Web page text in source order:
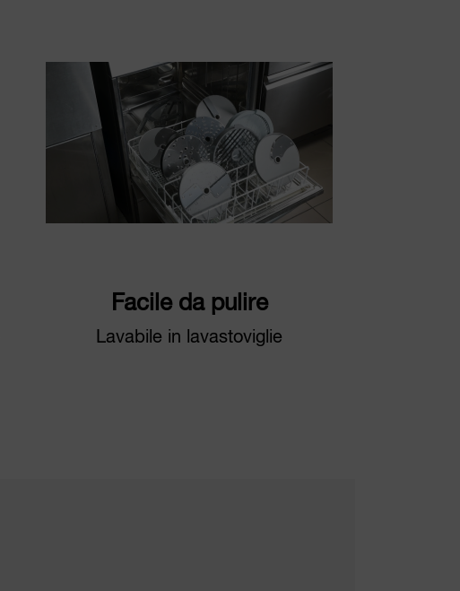
Facile da pulire
Lavabile in lavastoviglie